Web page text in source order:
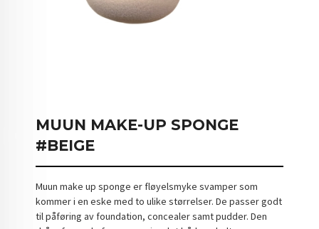
MUUN MAKE-UP SPONGE
#BEIGE
Muun make up sponge er fløyelsmyke svamper som
kommer i en eske med to ulike størrelser. De passer godt
til påføring av foundation, concealer samt pudder. Den